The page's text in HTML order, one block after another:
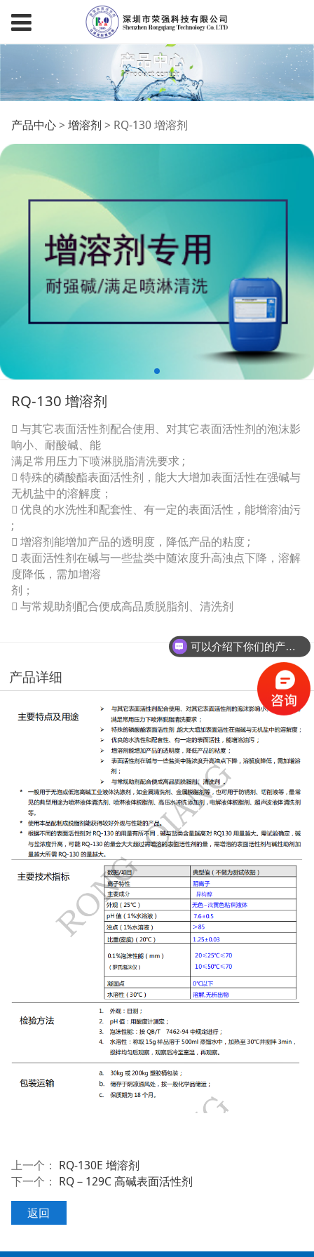
RQ-130 增溶剂
产品中心> 增溶剂 > RQ-130 增溶剂
RQ-130 增溶剂
 与其它表面活性剂配合使用、对其它表面活性剂的泡沫影
响小、耐酸碱、能
满足常用压力下喷淋脱脂清洗要求 ;
 特殊的磷酸酯表面活性剂，能大大增加表面活性在强碱与
无机盐中的溶解度；
 优良的水洗性和配套性、有一定的表面活性，能增溶油污
;
 增溶剂能增加产品的透明度，降低产品的粘度 ;
 表面活性剂在碱与一些盐类中随浓度升高浊点下降，溶解
度降低，需加增溶
剂；
 与常规助剂配合便成高品质脱脂剂、清洗剂
产品详细
上一个： RQ-130E 增溶剂
下一个： RQ－129C 高碱表面活性剂
返回
可以介绍下你们的产品么？
你们是怎么收费的呢？